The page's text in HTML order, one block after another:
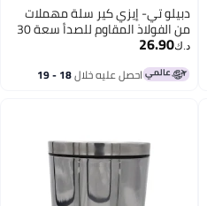
دبيلو تي- إيزي كير سلة مهملات
من الفولاذ المقاوم للصدأ سعة 30
لترًا - دلو بلاستيكي قابل للإزالة،
ودواسة قوية، وتحكم في الرائحة،
د.ك‏26.90
احصل عليه خلال 18 - 19